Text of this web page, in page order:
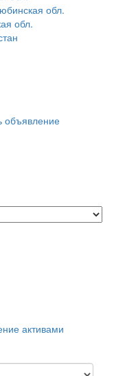
обл.
обл.
объявление
активами